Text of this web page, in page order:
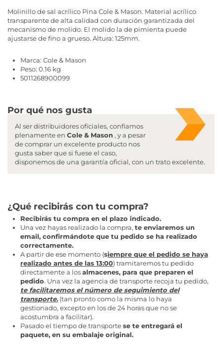
Molinillo de sal acrílico Pina Cole & Mason. Material acrílico
transparente de alta calidad con duración garantizada del
mecanismo de molido. El molido la de pimienta puede
ajustarse de fino a grueso. Altura: 125mm.
Marca: Cole & Mason
Peso: 0.16 kg
5011268900099
Por qué nos gusta
Al ser distribuidores oficiales, confiamos
plenamente en Cole & Mason , y a pesar
de comprar un excelente producto nos
gusta saber que si fuese el caso,
disponemos de una garantía oficial, con un trato excelente.
¿Qué recibirás con tu compra?
Recibirás tu compra en el plazo indicado.
Una vez hayas realizado la compra, te enviaremos un
email, confirmándote que tu pedido se ha realizado
correctamente.
A partir de ese momento (siempre que el pedido se haya
realizado antes de las 13:00) tramitaremos tu pedido
directamente a losalmacenes, para que preparen el
pedido. Una vez la agencia de transporte recoja tu pedido,
te facilitaremos el número de seguimiento del
transporte.(tan pronto como la misma lo haya
gestionado, excepto en los de 24 horas que no se
acostumbra a facilitar).
Pasado el tiempo de transportese te entregará el
paquete, en su embalaje original.